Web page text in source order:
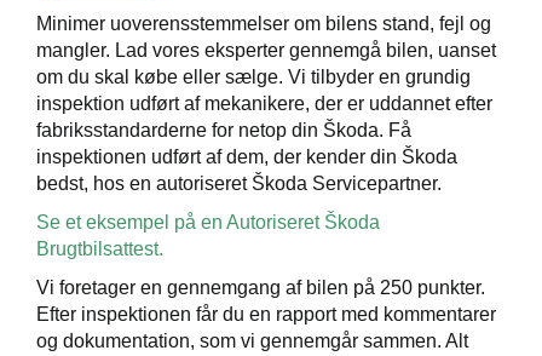
Minimer uoverensstemmelser om bilens stand, fejl og
mangler. Lad vores eksperter gennemgå bilen, uanset
om du skal købe eller sælge. Vi tilbyder en grundig
inspektion udført af mekanikere, der er uddannet efter
fabriksstandarderne for netop din Škoda. Få
inspektionen udført af dem, der kender din Škoda
bedst, hos en autoriseret Škoda Servicepartner.
Se et eksempel på en Autoriseret Škoda
Brugtbilsattest.
Vi foretager en gennemgang af bilen på 250 punkter.
Efter inspektionen får du en rapport med kommentarer
og dokumentation, som vi gennemgår sammen. Alt